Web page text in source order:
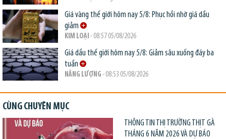
Giá vàng thế giới hôm nay 5/8: Phục hồi nhờ giá dầu
giảm
KIM LOẠI - 08:57 05/08/2026
Giá dầu thế giới hôm nay 5/8: Giảm sâu xuống đáy ba
tuần
NĂNG LƯỢNG - 08:53 05/08/2026
CÙNG CHUYÊN MỤC
THÔNG TIN THỊ TRƯỜNG THỊT GÀ
THÁNG 6 NĂM 2026 VÀ DỰ BÁO